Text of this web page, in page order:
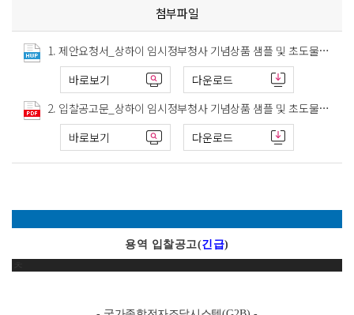
첨부파일
1. 제안요청서_상하이 임시정부청사 기념상품 샘플 및 초도물량 제작.hwp
바로보기
다운로드
2. 입찰공고문_상하이 임시정부청사 기념상품 샘플 및 초도물량 제작.pdf
바로보기
다운로드
용역 입찰공고(긴급)